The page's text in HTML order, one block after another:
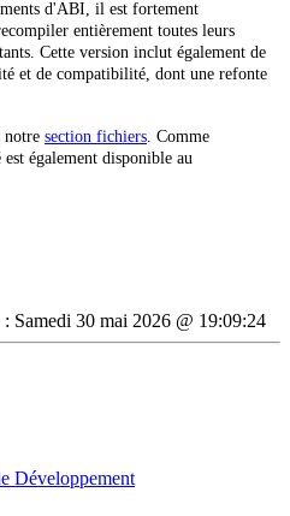
d'ABI, il est fortement
entièrement toutes leurs
Cette version inclut également de
et de compatibilité, dont une refonte
notre section fichiers . Comme
également disponible au
Samedi 30 mai 2026 @ 19:09:24
Développement